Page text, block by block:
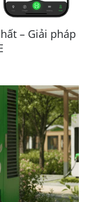
– Giải pháp